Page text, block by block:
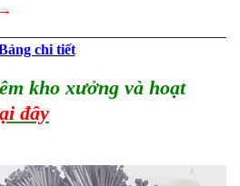
→
chi tiết
kho xưởng và hoạt
đây